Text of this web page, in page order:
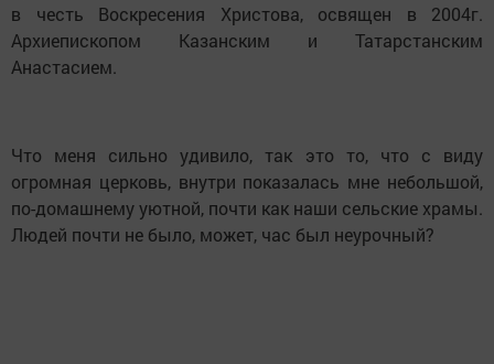
в честь Воскресения Христова, освящен в 2004г.
Архиепископом Казанским и Татарстанским
Анастасием.
Что меня сильно удивило, так это то, что с виду
огромная церковь, внутри показалась мне небольшой,
по-домашнему уютной, почти как наши сельские храмы.
Людей почти не было, может, час был неурочный?